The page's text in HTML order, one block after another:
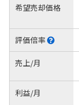
希望売却価格
評価倍率
売上/月
利益/月